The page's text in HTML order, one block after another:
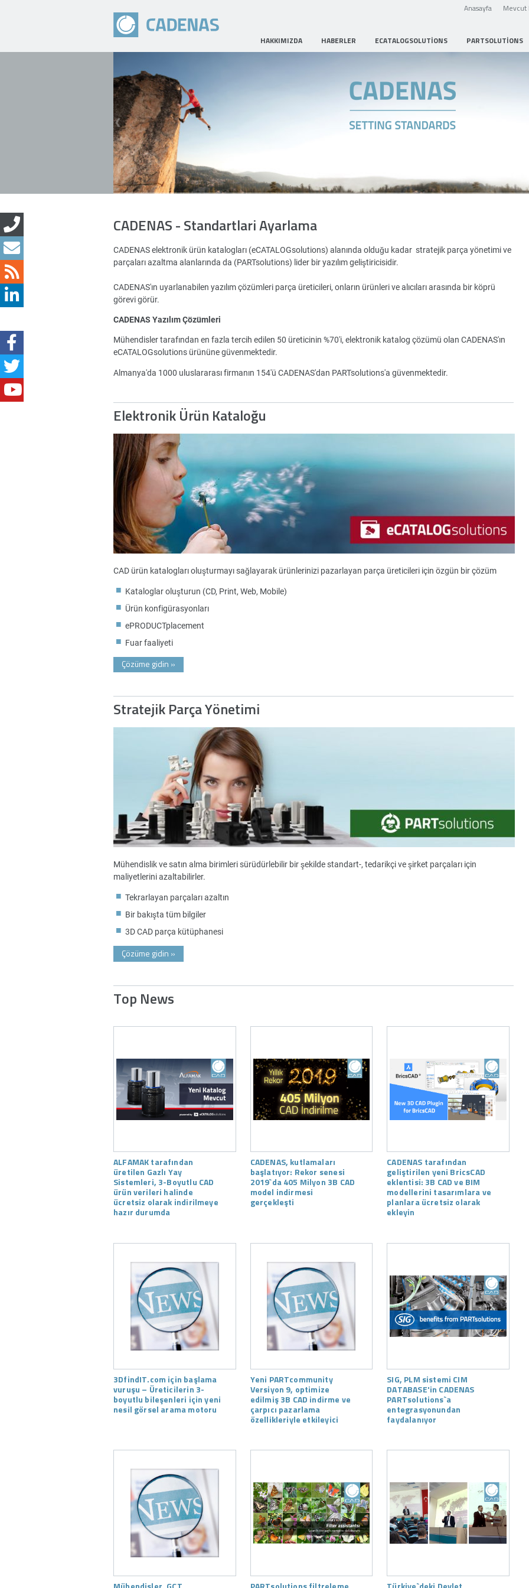
Anasayfa Mevcut
HAKKIMIZDA HABERLER ECATALOGSOLUTIONS PARTSOLUTIONS
CADENAS - Standartlari Ayarlama
CADENAS elektronik ürün katalogları (eCATALOGsolutions) alanında olduğu kadar stratejik parça yönetimi ve
parçaları azaltma alanlarında da (PARTsolutions) lider bir yazılım geliştiricisidir.
CADENAS'ın uyarlanabilen yazılım çözümleri parça üreticileri, onların ürünleri ve alıcıları arasında bir köprü
görevi görür.
CADENAS Yazılım Çözümleri
Mühendisler tarafından en fazla tercih edilen 50 üreticinin %70'i, elektronik katalog çözümü olan CADENAS'ın
eCATALOGsolutions ürününe güvenmektedir.
Almanya'da 1000 uluslararası firmanın 154'ü CADENAS'dan PARTsolutions'a güvenmektedir.
Elektronik Ürün Kataloğu
CAD ürün katalogları oluşturmayı sağlayarak ürünlerinizi pazarlayan parça üreticileri için özgün bir çözüm
Kataloglar oluşturun (CD, Print, Web, Mobile)
Ürün konfigürasyonları
ePRODUCTplacement
Fuar faaliyeti
Çözüme gidin »
Stratejik Parça Yönetimi
Mühendislik ve satın alma birimleri sürüdürlebilir bir şekilde standart-, tedarikçi ve şirket parçaları için
maliyetlerini azaltabilirler.
Tekrarlayan parçaları azaltın
Bir bakışta tüm bilgiler
3D CAD parça kütüphanesi
Çözüme gidin »
Top News
ALFAMAK tarafından
üretilen Gazlı Yay
Sistemleri, 3-Boyutlu CAD
ürün verileri halinde
ücretsiz olarak indirilmeye
hazır durumda
CADENAS, kutlamaları
başlatıyor: Rekor senesi
2019`da 405 Milyon 3B CAD
model indirmesi
gerçekleşti
CADENAS tarafından
geliştirilen yeni BricsCAD
eklentisi: 3B CAD ve BIM
modellerini tasarımlara ve
planlara ücretsiz olarak
ekleyin
3DfindIT.com için başlama
vuruşu – Üreticilerin 3-
boyutlu bileşenleri için yeni
nesil görsel arama motoru
Yeni PARTcommunity
Versiyon 9, optimize
edilmiş 3B CAD indirme ve
çarpıcı pazarlama
özellikleriyle etkileyici
SIG, PLM sistemi CIM
DATABASE'in CADENAS
PARTsolutions`a
entegrasyonundan
faydalanıyor
Mühendisler, GCT PARTsolutions filtreleme Türkiye`deki Devlet